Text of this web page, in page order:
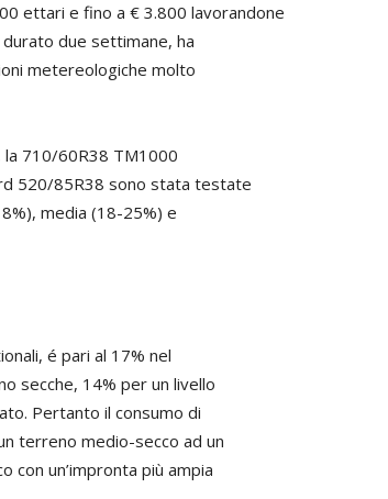
ettari e fino a € 3.800 lavorandone
durato due settimane, ha
metereologiche molto
710/60R38 TM1000
520/85R38 sono stata testate
media (18-25%) e
é pari al 17% nel
secche, 14% per un livello
Pertanto il consumo di
terreno medio-secco ad un
con un’impronta più ampia